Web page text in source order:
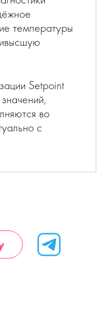
температуры
Setpoint
во
с